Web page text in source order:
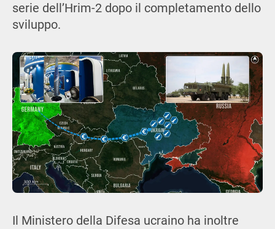
serie dell’Hrim-2 dopo il completamento dello
sviluppo.
Il Ministero della Difesa ucraino ha inoltre